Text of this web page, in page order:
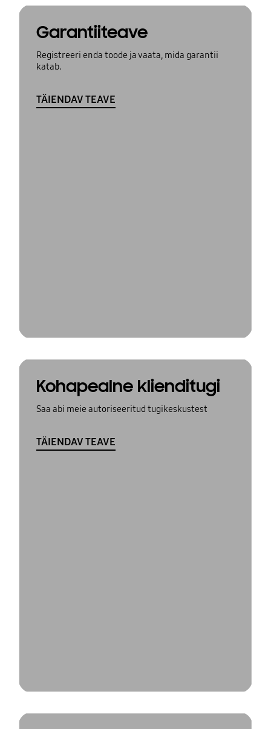
Garantiiteave
Registreeri enda toode ja vaata, mida garantii
katab.
TÄIENDAV TEAVE
Kohapealne klienditugi
Saa abi meie autoriseeritud tugikeskustest
TÄIENDAV TEAVE